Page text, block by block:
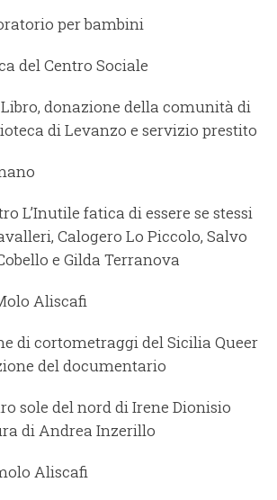
per bambini
del Centro Sociale
donazione della comunità di
di Levanzo e servizio prestito
L’Inutile fatica di essere se stessi
Calogero Lo Piccolo, Salvo
e Gilda Terranova
Aliscafi
di cortometraggi del Sicilia Queer
del documentario
sole del nord di Irene Dionisio
di Andrea Inzerillo
Aliscafi